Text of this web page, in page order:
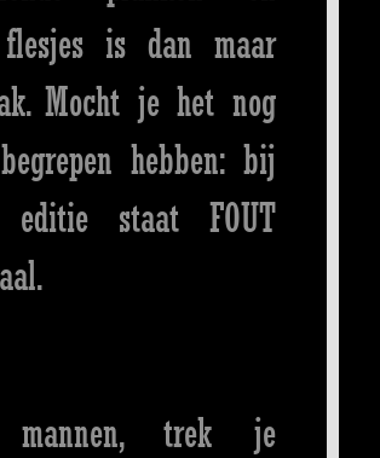
is dan maar
Mocht je het nog
hebben: bij
editie staat FOUT
mannen, trek je